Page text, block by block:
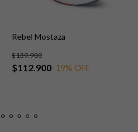
Rebel Mostaza
$112.900
$139.900
19% OFF